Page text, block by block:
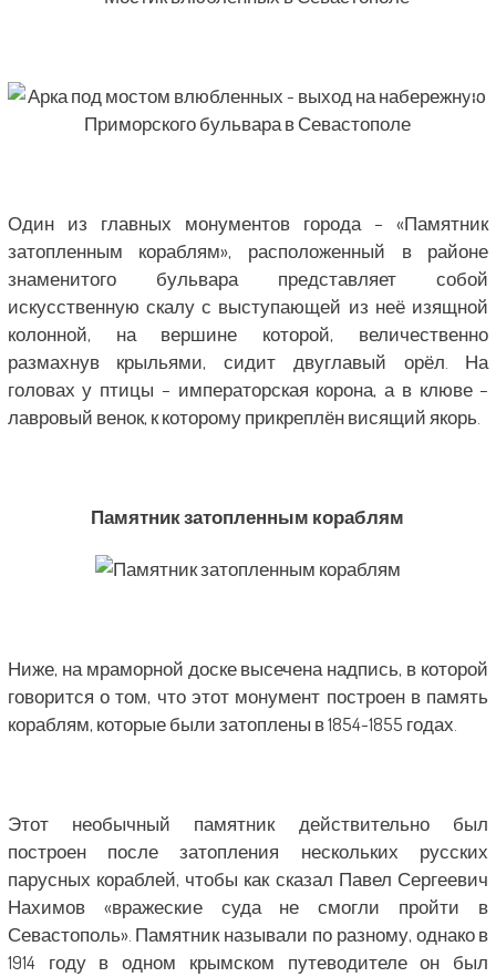
Один из главных монументов города – «Памятник
затопленным кораблям», расположенный в районе
знаменитого бульвара представляет собой
искусственную скалу с выступающей из неё изящной
колонной, на вершине которой, величественно
размахнув крыльями, сидит двуглавый орёл. На
головах у птицы – императорская корона, а в клюве –
лавровый венок, к которому прикреплён висящий якорь.
Памятник затопленным кораблям
Ниже, на мраморной доске высечена надпись, в которой
говорится о том, что этот монумент построен в память
кораблям, которые были затоплены в 1854-1855 годах.
Этот необычный памятник действительно был
построен после затопления нескольких русских
парусных кораблей, чтобы как сказал Павел Сергеевич
Нахимов «вражеские суда не смогли пройти в
Севастополь». Памятник называли по разному, однако в
1914 году в одном крымском путеводителе он был